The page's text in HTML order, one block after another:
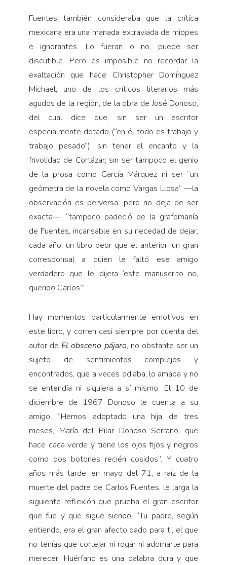
Fuentes también consideraba que la crítica
mexicana era una manada extraviada de miopes
e ignorantes. Lo fueran o no, puede ser
discutible. Pero es imposible no recordar la
exaltación que hace Christopher Domínguez
Michael, uno de los críticos literarios más
agudos de la región, de la obra de José Donoso,
del cual dice que, sin ser un escritor
especialmente dotado (“en él todo es trabajo y
trabajo pesado”); sin tener el encanto y la
frivolidad de Cortázar; sin ser tampoco el genio
de la prosa como García Márquez ni ser “un
geómetra de la novela como Vargas Llosa” —la
observación es perversa, pero no deja de ser
exacta—, “tampoco padeció de la grafomanía
de Fuentes, incansable en su necedad de dejar,
cada año, un libro peor que el anterior, un gran
corresponsal a quien le faltó ese amigo
verdadero que le dijera ‘este manuscrito no,
querido Carlos’”.
Hay momentos particularmente emotivos en
este libro, y corren casi siempre por cuenta del
autor de El obsceno pájaro, no obstante ser un
sujeto de sentimientos complejos y
encontrados, que a veces odiaba, lo amaba y no
se entendía ni siquiera a sí mismo. El 10 de
diciembre de 1967 Donoso le cuenta a su
amigo: “Hemos adoptado una hija de tres
meses, María del Pilar Donoso Serrano, que
hace caca verde y tiene los ojos fijos y negros
como dos botones recién cosidos”. Y cuatro
años más tarde, en mayo del 71, a raíz de la
muerte del padre de Carlos Fuentes, le larga la
siguiente reflexión que prueba el gran escritor
que fue y que sigue siendo: “Tu padre, según
entiendo, era el gran afecto dado para ti, el que
no tenías que cortejar ni rogar ni adornarte para
merecer. Huérfano es una palabra dura y que